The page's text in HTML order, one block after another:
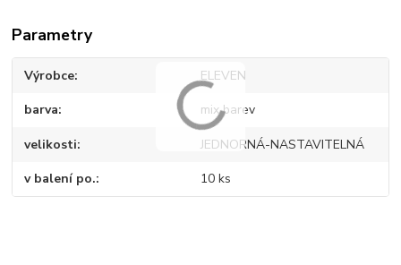
Parametry
Výrobce ELEVEN
barva mix barev
velikosti JEDNORNÁ-NASTAVITELNÁ
v balení po. 10 ks